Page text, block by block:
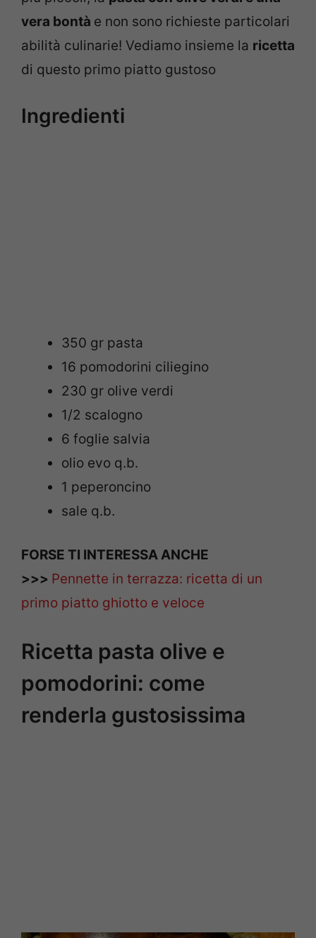
vera bontà e non sono richieste particolari
abilità culinarie! Vediamo insieme la ricetta
di questo primo piatto gustoso
Ingredienti
350 gr pasta
16 pomodorini ciliegino
230 gr olive verdi
1/2 scalogno
6 foglie salvia
olio evo q.b.
1 peperoncino
sale q.b.
FORSE TI INTERESSA ANCHE
>>> Pennette in terrazza: ricetta di un
primo piatto ghiotto e veloce
Ricetta pasta olive e
pomodorini: come
renderla gustosissima